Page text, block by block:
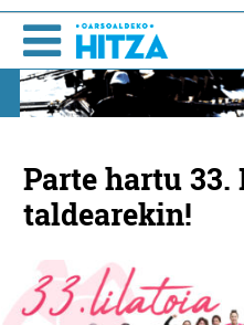
Parte hartu
taldearekin!